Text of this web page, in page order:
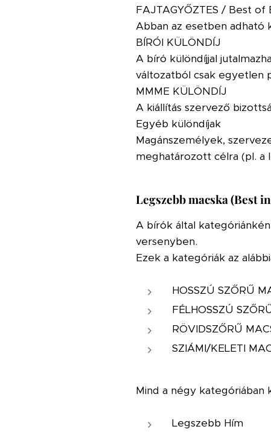
FAJTAGYŐZTES / Best
Abban az esetben adható
BÍRÓI KÜLÖNDÍJ
A bíró különdíjjal
változatból csak egyetlen
MMME KÜLÖNDÍJ
A kiállítás szervező
Egyéb különdíjak
Magánszemélyek,
meghatározott célra (pl. a
Legszebb macska (Best
A bírók által
versenyben.
Ezek a kategóriák az
HOSSZÚ SZŐRŰ
FÉLHOSSZÚ
RÖVIDSZŐRŰ
SZIÁMI/KELETI
Mind a négy kategóriában
Legszebb Hím